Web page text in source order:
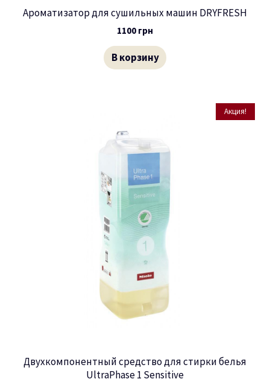
Ароматизатор для сушильных машин DRYFRESH
1100 грн
В корзину
Акция!
Двухкомпонентный средство для стирки белья
UltraPhase 1 Sensitive